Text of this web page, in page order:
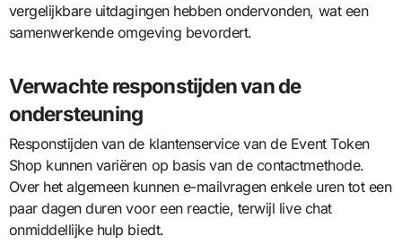
vergelijkbare uitdagingen hebben ondervonden, wat een
samenwerkende omgeving bevordert.
Verwachte responstijden van de
ondersteuning
Responstijden van de klantenservice van de Event Token
Shop kunnen variëren op basis van de contactmethode.
Over het algemeen kunnen e-mailvragen enkele uren tot een
paar dagen duren voor een reactie, terwijl live chat
onmiddellijke hulp biedt.